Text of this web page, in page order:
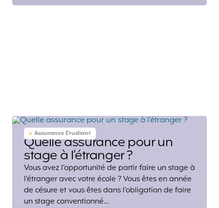
Assurance Etudiant
Quelle assurance pour un
stage à l’étranger ?
Vous avez l’opportunité de partir faire un stage à
l’étranger avec votre école ? Vous êtes en année
de césure et vous êtes dans l’obligation de faire
un stage conventionné…